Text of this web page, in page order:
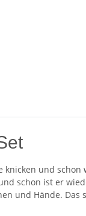
knicken und schon
schon ist er
und Hände.